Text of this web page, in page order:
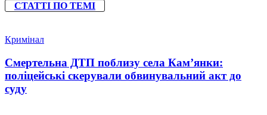
СТАТТІ ПО ТЕМІ
Кримінал
Смертельна ДТП поблизу села Кам’янки:
поліцейські скерували обвинувальний акт до
суду